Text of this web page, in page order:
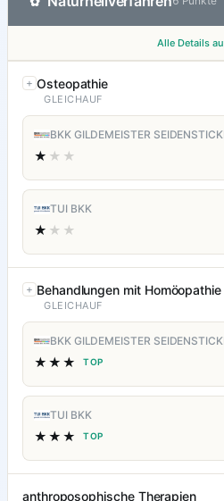
Alle Details
Osteopathie
GLEICHAUF
BKK GILDEMEISTER
★ ★★
TUI BKK
★ ★★
Behandlungen mit Homöopathie
GLEICHAUF
BKK GILDEMEISTER
★★★ TOP
TUI BKK
★★★ TOP
anthroposophische Therapien